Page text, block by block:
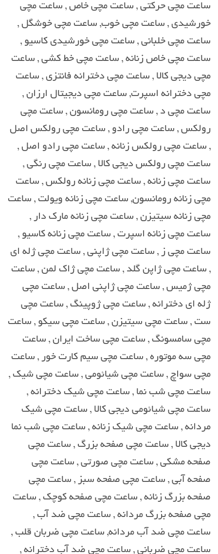
ساعت مچی حرکتی , ساعت مچی خاص , ساعت مچی
خورشیدی , ساعت مچی خوب, ساعت مچی خوشگل ,
ساعت مچی خلبانی , ساعت مچی خورشیدی کاسیو ,
ساعت مچی خاص زنانه , ساعت مچی خط کشی , ساعت
مچی دیجی کالا , ساعت مچی دخترانه فانتزی , ساعت
مچی دخترانه اسپرت, ساعت مچی دیجیتال ارزان ,
ساعت مچی د , ساعت مچی رومانسون , ساعت مچی
رولکس , ساعت مچی رادو , ساعت مچی رولکس اصل
, ساعت مچی رولکس زنانه , ساعت مچی رادو اصل ,
ساعت مچی رولکس دیجی کالا , ساعت مچی رنگی ,
ساعت مچی زنانه , ساعت مچی زنانه رولکس , ساعت
مچی زنانه رومانسون, ساعت مچی زنانه ویولت , ساعت
مچی زنانه سیتیزن , ساعت مچی زنانه مارک دار ,
ساعت مچی زنانه اسپرت , ساعت مچی زنانه کاسیو ,
ساعت مچی ز , ساعت مچی ژاپنی , ساعت مچی ژله ای
, ساعت مچی ژاپن گلد , ساعت مچی ژاک لمن , ساعت
مچی ژمیس , ساعت مچی ژاپنی اصل , ساعت مچی
ژله ای دخترانه , ساعت مچی ژوپینگ , ساعت مچی
ست , ساعت مچی سیتیزن , ساعت مچی سیکو , ساعت
مچی سامسونگ , ساعت مچی ساخت ایران , ساعت
مچی سه موتوره , ساعت مچی سیم کارت خور , ساعت
مچی سواچ , ساعت مچی شیائومی , ساعت مچی شیک ,
ساعت مچی شب نما , ساعت مچی شیک دخترانه ,
ساعت مچی شیائومی دیجی کالا , ساعت مچی شیک
مردانه , ساعت مچی شیک زنانه , ساعت مچی شب نما
دیجی کالا , ساعت مچی صفحه بزرگ , ساعت مچی
صفحه مشکی , ساعت مچی صورتی , ساعت مچی
صفحه آبی , ساعت مچی صفحه سبز , ساعت مچی
صفحه بزرگ زنانه , ساعت مچی صفحه کوچک , ساعت
مچی صفحه بزرگ مردانه , ساعت مچی ضد آب ,
ساعت مچی ضد آب مردانه, ساعت مچی ضربان قلب ,
ساعت مچی ضربانی , ساعت مچی ضد آب دخترانه ,